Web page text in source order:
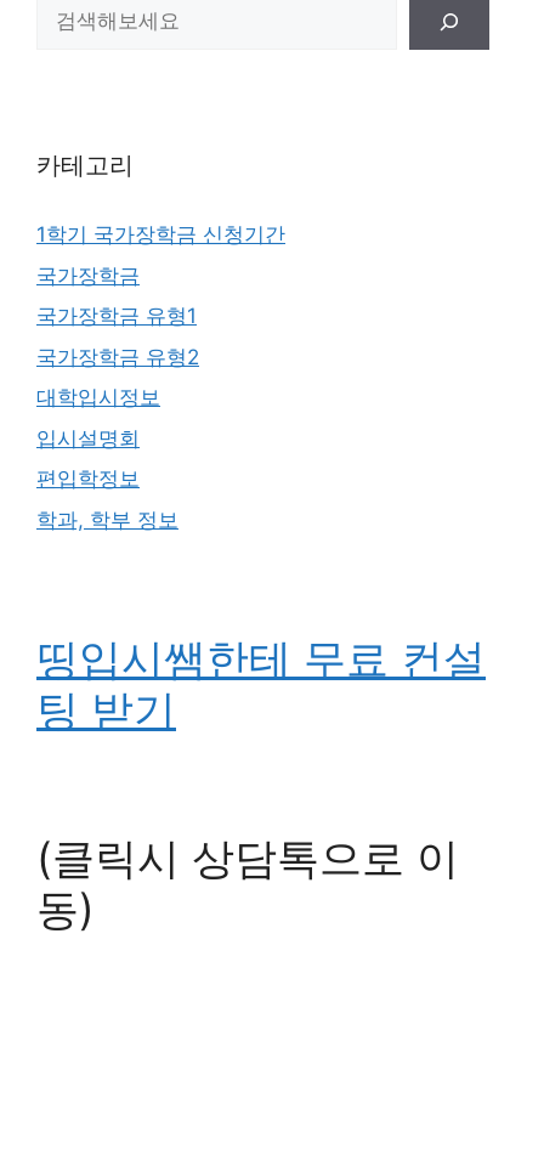
카테고리
1학기 국가장학금 신청기간
국가장학금
국가장학금 유형1
국가장학금 유형2
대학입시정보
입시설명회
편입학정보
학과, 학부 정보
띵입시쌤한테 무료 컨설
팅 받기
(클릭시 상담톡으로 이
동)